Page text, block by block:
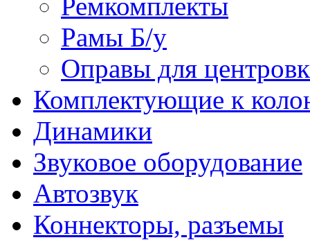
Рамы Б/у
Оправы для
Комплектующие к
Динамики
Звуковое оборудование
Автозвук
Коннекторы, разъемы